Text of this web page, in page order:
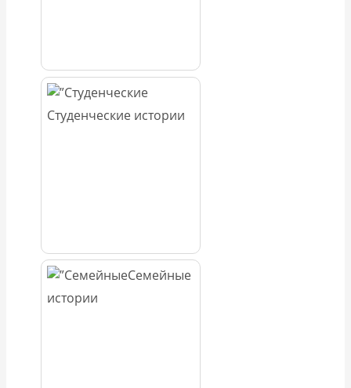
Студенческие истории
Семейные
истории